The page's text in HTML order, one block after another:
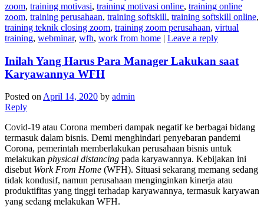
zoom, training motivasi, training motivasi online, training online
zoom, training perusahaan, training softskill, training softskill online,
training teknik closing zoom, training zoom perusahaan, virtual
training, webminar, wfh, work from home | Leave a reply
Inilah Yang Harus Para Manager Lakukan saat
Karyawannya WFH
Posted on April 14, 2020 by admin
Reply
Covid-19 atau Corona memberi dampak negatif ke berbagai bidang
termasuk dalam bisnis. Demi menghindari penyebaran pandemi
Corona, pemerintah memberlakukan perusahaan bisnis untuk
melakukan physical distancing pada karyawannya. Kebijakan ini
disebut Work From Home (WFH). Situasi sekarang memang sedang
tidak kondusif, namun perusahaan menginginkan kinerja atau
produktifitas yang tinggi terhadap karyawannya, termasuk karyawan
yang sedang melakukan WFH.